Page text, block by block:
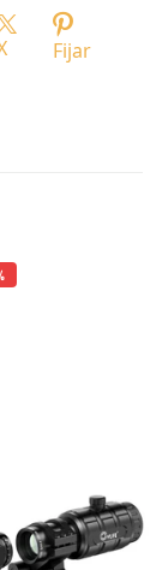
Fijar